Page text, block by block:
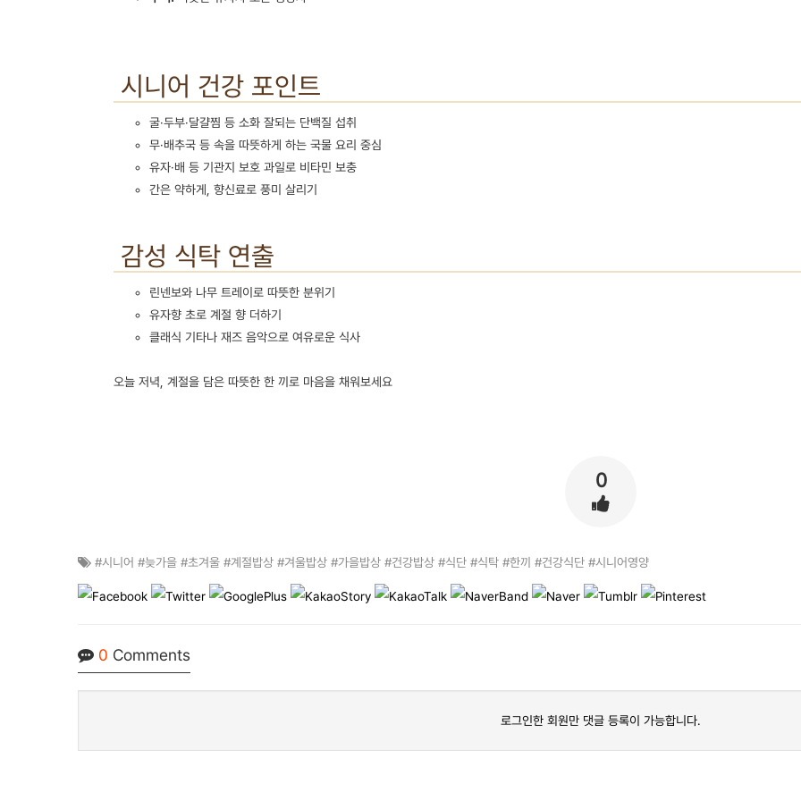
시니어 건강 포인트
굴·두부·달걀찜 등 소화 잘되는 단백질 섭취
무·배추국 등 속을 따뜻하게 하는 국물 요리 중심
유자·배 등 기관지 보호 과일로 비타민 보충
간은 약하게, 향신료로 풍미 살리기
감성 식탁 연출
린넨보와 나무 트레이로 따뜻한 분위기
유자향 초로 계절 향 더하기
클래식 기타나 재즈 음악으로 여유로운 식사
오늘 저녁, 계절을 담은 따뜻한 한 끼로 마음을 채워보세요
0
#시니어 #늦가을 #초겨울 #계절밥상 #겨울밥상 #가을밥상 #건강밥상 #식단 #식탁 #한끼 #건강식단 #시니어영양
0 Comments
로그인한 회원만 댓글 등록이 가능합니다.